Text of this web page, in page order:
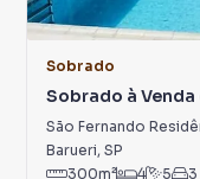
Sobrado
Sobrado à
São Fernando
Barueri, SP
300m² 4 5 3